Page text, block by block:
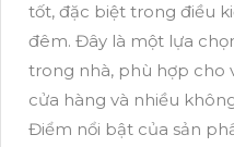
tốt, đặc biệt trong điều
đêm. Đây là một lựa
trong nhà, phù hợp cho
cửa hàng và nhiều
Điểm nổi bật của sản